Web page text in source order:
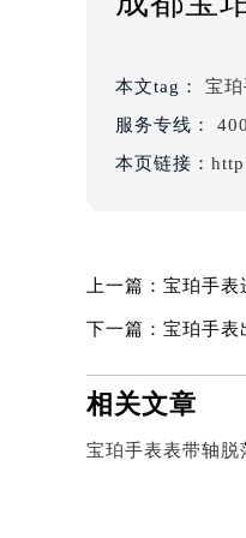
本文tag： 宝
服务专线：
本页链接：
上一篇： 宝珀手表
下一篇： 宝珀手表
相关文章
宝珀手表表带轴脱